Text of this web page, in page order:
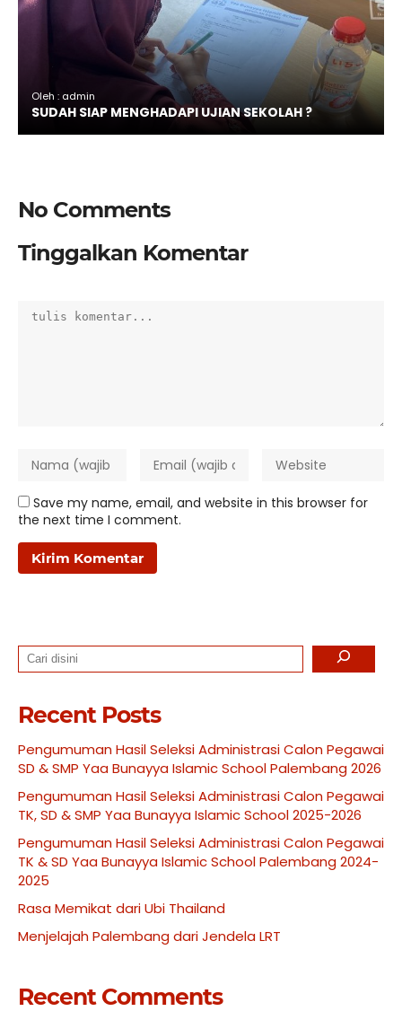
Oleh : admin
SUDAH SIAP MENGHADAPI UJIAN SEKOLAH ?
No Comments
Tinggalkan Komentar
Save my name, email, and website in this browser for
the next time I comment.
Search
Recent Posts
Pengumuman Hasil Seleksi Administrasi Calon Pegawai
SD & SMP Yaa Bunayya Islamic School Palembang 2026
Pengumuman Hasil Seleksi Administrasi Calon Pegawai
TK, SD & SMP Yaa Bunayya Islamic School 2025-2026
Pengumuman Hasil Seleksi Administrasi Calon Pegawai
TK & SD Yaa Bunayya Islamic School Palembang 2024-
2025
Rasa Memikat dari Ubi Thailand
Menjelajah Palembang dari Jendela LRT
Recent Comments